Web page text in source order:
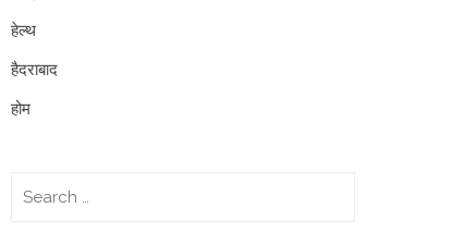
हेल्थ
हैदराबाद
होम